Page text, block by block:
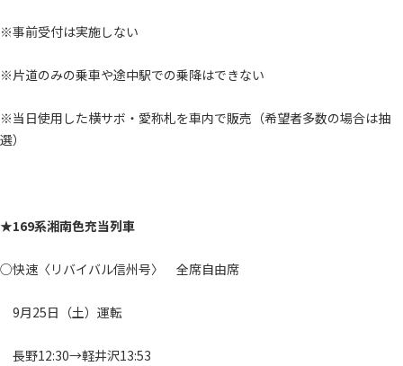
※事前受付は実施しない
※片道のみの乗車や途中駅での乗降はできない
※当日使用した横サボ・愛称札を車内で販売（希望者多数の場合は抽
選）
★169系湘南色充当列車
○快速〈リバイバル信州号〉 全席自由席
9月25日（土）運転
長野12:30→軽井沢13:53